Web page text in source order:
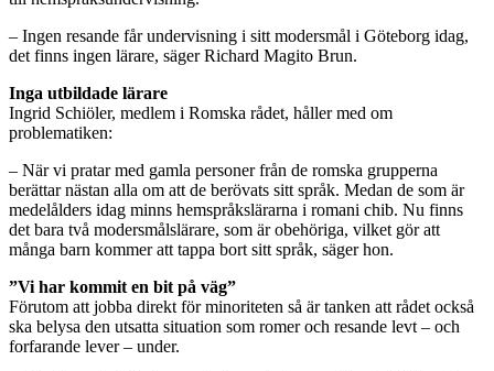
– Ingen resande får undervisning i sitt modersmål i Göteborg idag,
det finns ingen lärare, säger Richard Magito Brun.
Inga utbildade lärare
Ingrid Schiöler, medlem i Romska rådet, håller med om
problematiken:
– När vi pratar med gamla personer från de romska grupperna
berättar nästan alla om att de berövats sitt språk. Medan de som är
medelålders idag minns hemspråkslärarna i romani chib. Nu finns
det bara två modersmålslärare, som är obehöriga, vilket gör att
många barn kommer att tappa bort sitt språk, säger hon.
”Vi har kommit en bit på väg”
Förutom att jobba direkt för minoriteten så är tanken att rådet också
ska belysa den utsatta situation som romer och resande levt – och
forfarande lever – under.